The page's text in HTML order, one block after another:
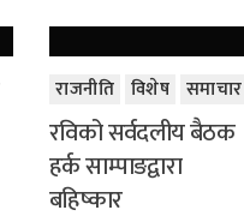
राजनीति विशेष समाचार
रविको सर्वदलीय बैठक
हर्क साम्पाङद्वारा
बहिष्कार